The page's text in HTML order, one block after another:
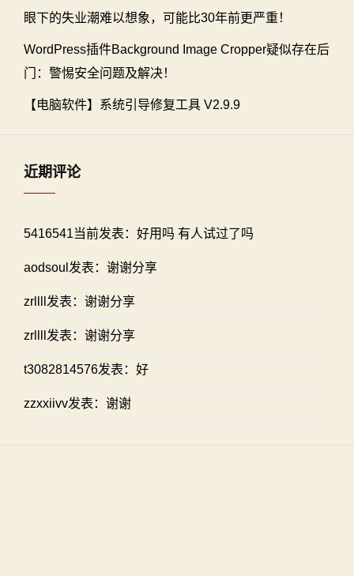
眼下的失业潮难以想象，可能比30年前更严重！
WordPress插件Background Image Cropper疑似存在后
门：警惕安全问题及解决！
【电脑软件】系统引导修复工具 V2.9.9
近期评论
5416541当前发表：好用吗 有人试过了吗
aodsoul发表：谢谢分享
zrllll发表：谢谢分享
zrllll发表：谢谢分享
t3082814576发表：好
zzxxiivv发表：谢谢